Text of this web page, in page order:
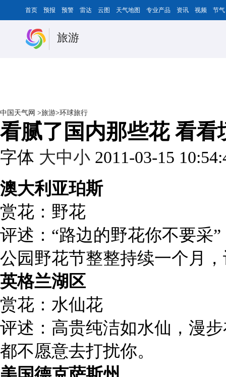
首页 预报 预警 雷达 云图 天气地图 专业产品 资讯 视频 节气
旅游
中国天气网 >旅游>环球旅行
看腻了国内那些花 看看
字体 大中小 2011-03-15
澳大利亚珀斯
赏花：野花
评述：“路边的野花你不要采
公园野花节整整持续一个月
英格兰湖区
赏花：水仙花
评述：高贵纯洁如水仙，漫
都不愿意去打扰你。